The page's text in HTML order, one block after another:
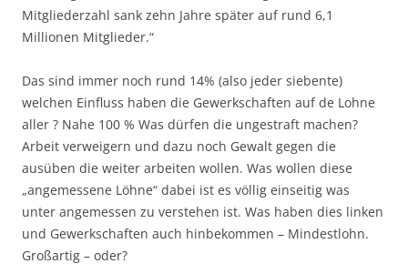
Mitgliederzahl sank zehn Jahre später auf rund 6,1
Millionen Mitglieder.“
Das sind immer noch rund 14% (also jeder siebente)
welchen Einfluss haben die Gewerkschaften auf de Lohne
aller ? Nahe 100 % Was dürfen die ungestraft machen?
Arbeit verweigern und dazu noch Gewalt gegen die
ausüben die weiter arbeiten wollen. Was wollen diese
„angemessene Löhne“ dabei ist es völlig einseitig was
unter angemessen zu verstehen ist. Was haben dies linken
und Gewerkschaften auch hinbekommen – Mindestlohn.
Großartig – oder?